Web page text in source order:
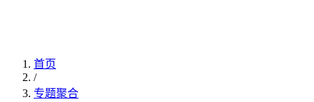
首页
/
专题聚合